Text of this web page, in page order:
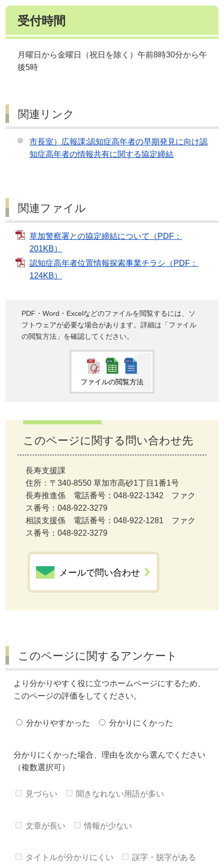
受付時間
月曜日から金曜日（祝日を除く）午前8時30分から午
後5時
関連リンク
市長室）広報課:認知症高年者の早期発見に向け認
知症高年者の情報共有に関する協定締結
関連ファイル
草加警察署との協定締結について（PDF：
201KB）
認知症高年者位置情報探索事業チラシ（PDF：
124KB）
PDF・Word・Excelなどのファイルを閲覧するには、ソ
フトウェアが必要な場合があります。詳細は「ファイル
の閲覧方法」を確認してください。
ファイルの閲覧方法
このページに関する問い合わせ先
長寿支援課
住所：〒340-8550 草加市高砂1丁目1番1号
長寿推進係 電話番号：048-922-1342 ファク
ス番号：048-922-3279
相談支援係 電話番号：048-922-1281 ファク
ス番号：048-922-3279
メールで問い合わせ
このページに関するアンケート
より分かりやすく役に立つホームページにするため、
このページの評価をしてください。
分かりやすかった 分かりにくかった
分かりにくかった場合、理由を次から選んでください
（複数選択可）
見づらい 聞きなれない用語が多い
文章が長い 情報が少ない
タイトルが分かりにくい 誤字・脱字がある